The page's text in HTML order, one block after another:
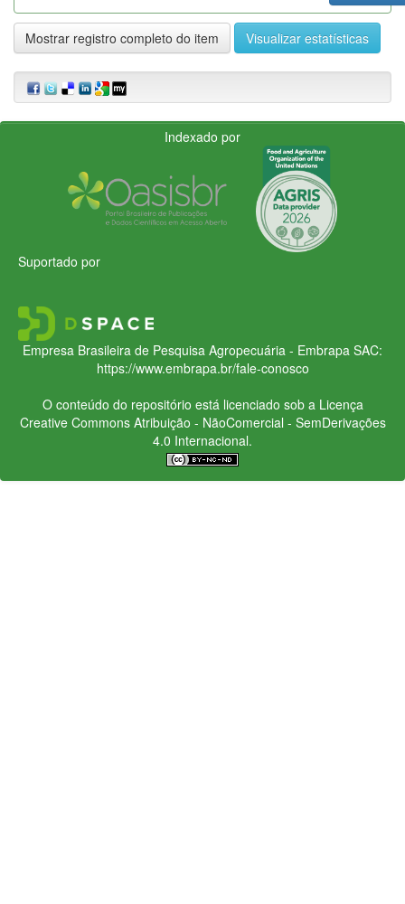
Mostrar registro completo do item Visualizar estatísticas
Indexado por
Suportado por
Empresa Brasileira de Pesquisa Agropecuária - Embrapa SAC:
https://www.embrapa.br/fale-conosco
O conteúdo do repositório está licenciado sob a Licença
Creative CommonsAtribuição - NãoComercial - SemDerivações
4.0 Internacional.